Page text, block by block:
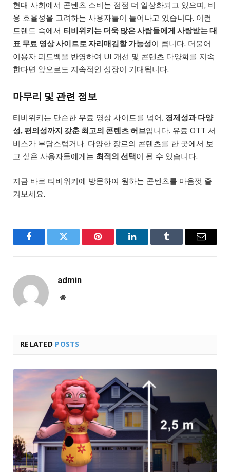
현대 사회에서 콘텐츠 소비는 점점 더 일상화되고 있으며, 비
용 효율성을 고려하는 사용자들이 늘어나고 있습니다. 이런
트렌드 속에서 티비위키는 더욱 많은 사람들에게 사랑받는 대
표 무료 영상 사이트로 자리매김할 가능성이 큽니다. 더불어
이용자 피드백을 반영하여 UI 개선 및 콘텐츠 다양화를 지속
한다면 앞으로도 지속적인 성장이 기대됩니다.
마무리 및 관련 정보
티비위키는 단순한 무료 영상 사이트를 넘어, 경제성과 다양
성, 편의성까지 갖춘 최고의 콘텐츠 허브입니다. 유료 OTT 서
비스가 부담스럽거나, 다양한 장르의 콘텐츠를 한 곳에서 보
고 싶은 사용자들에게는 최적의 선택이 될 수 있습니다.
지금 바로 티비위키에 방문하여 원하는 콘텐츠를 마음껏 즐
겨보세요.
FacebookTwitter Pinterest LinkedInTumblr Email
admin
Website
RELATED POSTS